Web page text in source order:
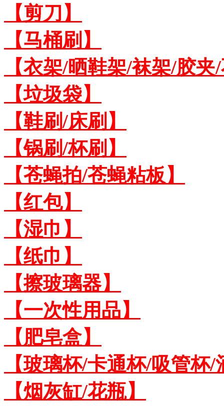
【剪刀】
【马桶刷】
【衣架/晒鞋架/袜架/胶
【垃圾袋】
【鞋刷/床刷】
【锅刷/杯刷】
【苍蝇拍/苍蝇粘板】
【红包】
【湿巾】
【纸巾】
【擦玻璃器】
【一次性用品】
【肥皂盒】
【玻璃杯/卡通杯/吸管杯/
【烟灰缸/花瓶】